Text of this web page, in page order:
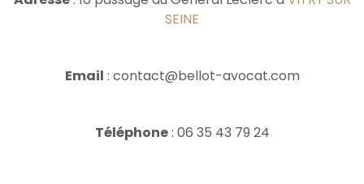
SEINE
Email : contact@bellot-avocat.com
Téléphone: 06 35 43 79 24